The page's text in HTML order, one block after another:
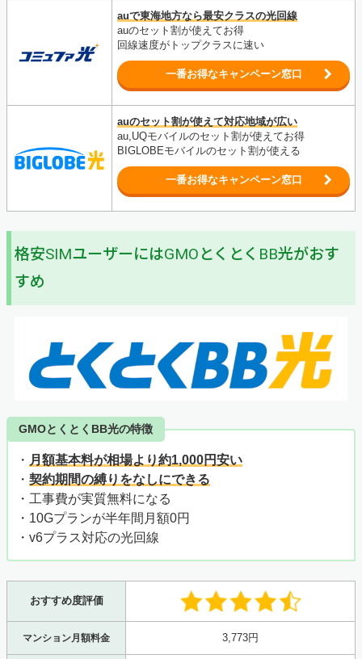
auで東海地方なら最安クラスの光回線
auのセット割が使えてお得
回線速度がトップクラスに速い
一番お得なキャンペーン窓口
auのセット割が使えて対応地域が広い
au,UQモバイルのセット割が使えてお得
BIGLOBEモバイルのセット割が使える
一番お得なキャンペーン窓口
格安SIMユーザーにはGMOとくとくBB光がおす
すめ
GMOとくとくBB光の特徴
・ 月額基本料が相場より約1,000円安い
・ 契約期間の縛りをなしにできる
・工事費が実質無料になる
・10Gプランが半年間月額0円
・v6プラス対応の光回線
おすすめ度評価
マンション月額料金 3,773円